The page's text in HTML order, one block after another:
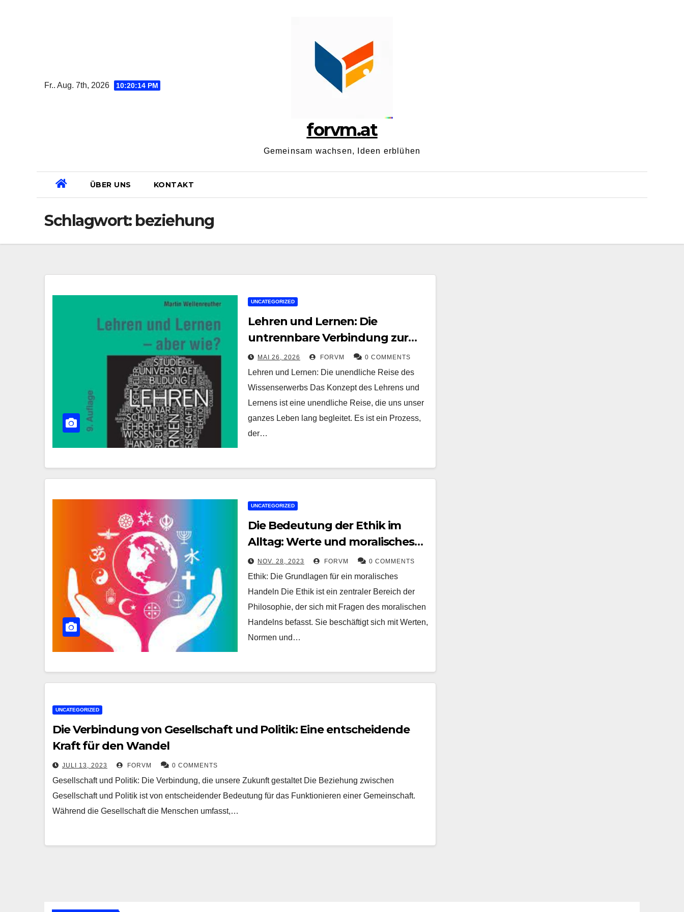
Fr.. Aug. 7th, 2026 10:20:15 PM
forvm.at
Gemeinsam wachsen, Ideen erblühen
ÜBER UNS KONTAKT
Schlagwort: beziehung
UNCATEGORIZED
Lehren und Lernen: Die
untrennbare Verbindung zur
intellektuellen Entwicklung
MAI 26, 2026 FORVM 0 COMMENTS
Lehren und Lernen: Die unendliche Reise des
Wissenserwerbs Das Konzept des Lehrens und
Lernens ist eine unendliche Reise, die uns unser
ganzes Leben lang begleitet. Es ist ein Prozess,
der…
UNCATEGORIZED
Die Bedeutung der Ethik im
Alltag: Werte und moralisches
Handeln in einer komplexen
Welt
NOV. 28, 2023 FORVM 0 COMMENTS
Ethik: Die Grundlagen für ein moralisches
Handeln Die Ethik ist ein zentraler Bereich der
Philosophie, der sich mit Fragen des moralischen
Handelns befasst. Sie beschäftigt sich mit Werten,
Normen und…
UNCATEGORIZED
Die Verbindung von Gesellschaft und Politik: Eine entscheidende
Kraft für den Wandel
JULI 13, 2023 FORVM 0 COMMENTS
Gesellschaft und Politik: Die Verbindung, die unsere Zukunft gestaltet Die Beziehung zwischen
Gesellschaft und Politik ist von entscheidender Bedeutung für das Funktionieren einer Gemeinschaft.
Während die Gesellschaft die Menschen umfasst,…